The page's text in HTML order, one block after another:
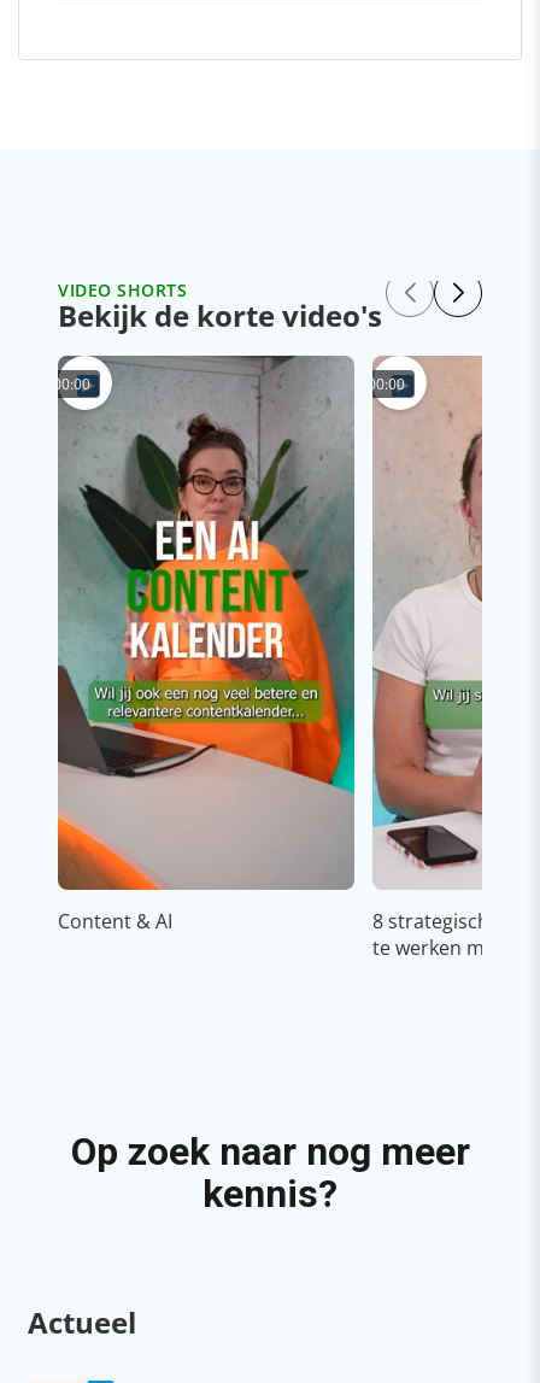
VIDEO SHORTS
Bekijk de korte video's
00:00
Content & AI
00:00
8 strategische
te werken met
Op zoek naar nog meer
kennis?
Actueel